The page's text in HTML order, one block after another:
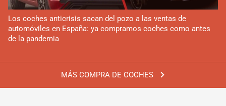
MÁS COMPRA DE COCHES
Los coches anticrisis sacan del pozo a las ventas de
automóviles en España: ya compramos coches como antes
de la pandemia